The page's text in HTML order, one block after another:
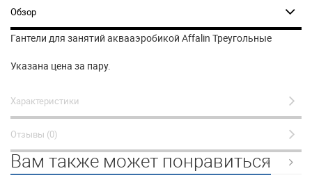
Обзор
Гантели для занятий аквааэробикой Affalin Треугольные
Указана цена за пару.
Характеристики
Отзывы (0)
Вам также может понравиться